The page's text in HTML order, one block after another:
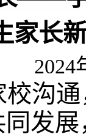
家长
2024
沟
同发